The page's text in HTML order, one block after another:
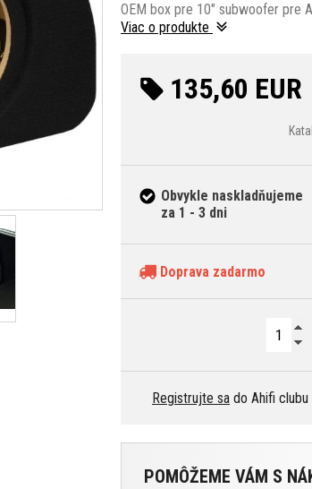
OEM box pre 10" subwoofer pre
Viac o produkte
135,60 EUR
Obvykle naskladňujeme
za 1 - 3 dni
Doprava zadarmo
Registrujte sa do Ahifi
POMÔŽEME VÁM S